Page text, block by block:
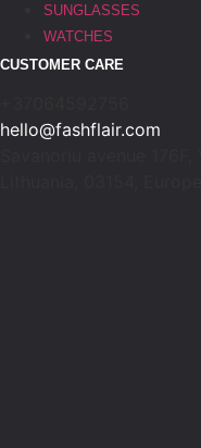
SUNGLASSES
WATCHES
CUSTOMER CARE
hello@fashflair.com